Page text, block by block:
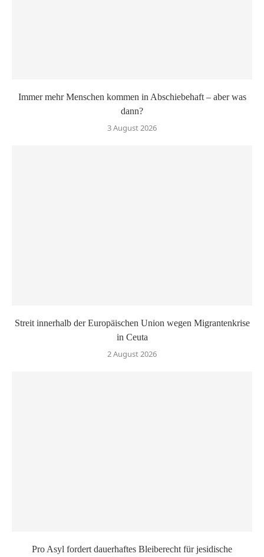
Immer mehr Menschen kommen in Abschiebehaft – aber was
dann?
3 August 2026
Streit innerhalb der Europäischen Union wegen Migrantenkrise
in Ceuta
2 August 2026
Pro Asyl fordert dauerhaftes Bleiberecht für jesidische